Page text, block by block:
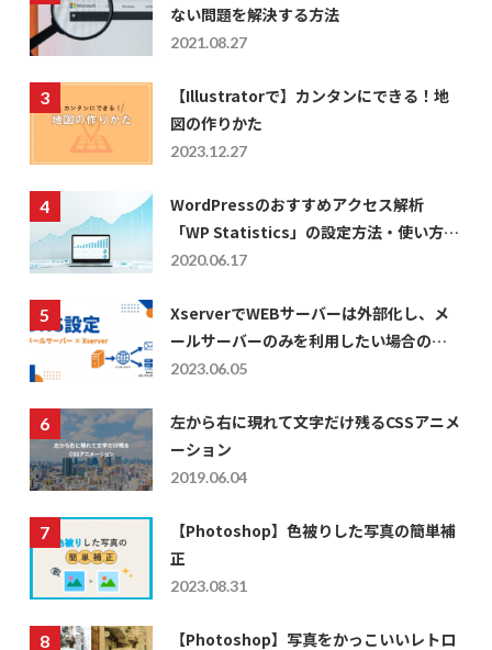
ない問題を解決する方法
2021.08.27
【Illustratorで】カンタンにできる！地
図の作りかた
2023.12.27
WordPressのおすすめアクセス解析
「WP Statistics」の設定方法・使い方に
ついて
2020.06.17
XserverでWEBサーバーは外部化し、メ
ールサーバーのみを利用したい場合の
DNS設定
2023.06.05
左から右に現れて文字だけ残るCSSアニメ
ーション
2019.06.04
【Photoshop】色被りした写真の簡単補
正
2023.08.31
【Photoshop】写真をかっこいいレトロ